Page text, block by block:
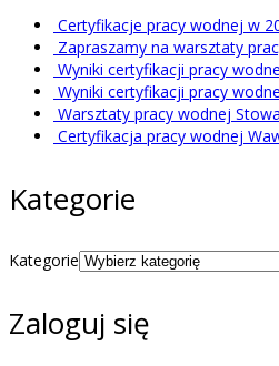
Certyfikacje pracy wodnej w
Zapraszamy na warsztaty
Wyniki certyfikacji pracy
Wyniki certyfikacji pracy
Warsztaty pracy wodnej
Certyfikacja pracy wodnej
Kategorie
Kategorie
Zaloguj się